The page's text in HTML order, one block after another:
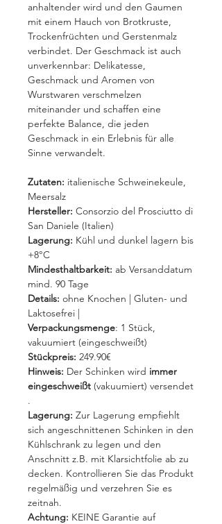
anhaltender wird und den Gaumen
mit einem Hauch von Brotkruste,
Trockenfrüchten und Gerstenmalz
verbindet. Der Geschmack ist auch
unverkennbar: Delikatesse,
Geschmack und Aromen von
Wurstwaren verschmelzen
miteinander und schaffen eine
perfekte Balance, die jeden
Geschmack in ein Erlebnis für alle
Sinne verwandelt.
Zutaten: italienische Schweinekeule,
Meersalz
Hersteller: Consorzio del Prosciutto di
San Daniele (Italien)
Lagerung: Kühl und dunkel lagern bis
+8°C
Mindesthaltbarkeit: ab Versanddatum
mind. 90 Tage
Details: ohne Knochen | Gluten- und
Laktosefrei |
Verpackungsmenge: 1 Stück,
vakuumiert (eingeschweißt)
Stückpreis: 249.90€
Hinweis: Der Schinken wird immer
eingeschweißt (vakuumiert) versendet
.
Lagerung: Zur Lagerung empfiehlt
sich angeschnittenen Schinken in den
Kühlschrank zu legen und den
Anschnitt z.B. mit Klarsichtfolie ab zu
decken. Kontrollieren Sie das Produkt
regelmäßig und verzehren Sie es
zeitnah.
Achtung: KEINE Garantie auf